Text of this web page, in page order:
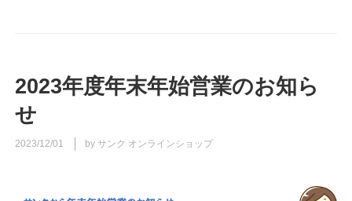
2023年度年末年始営業のお知ら
せ
2023/12/01 by サンク オンラインショップ